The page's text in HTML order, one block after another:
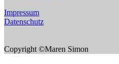
Impressum
Datenschutz
Copyright ©Maren Simon